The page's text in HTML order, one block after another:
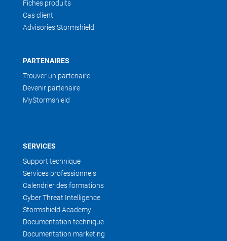
Fiches produits
Cas client
Advisories Stormshield
PARTENAIRES
Trouver un partenaire
Devenir partenaire
MyStormshield
SERVICES
Support technique
Services professionnels
Calendrier des formations
Cyber Threat Intelligence
Stormshield Academy
Documentation technique
Documentation marketing